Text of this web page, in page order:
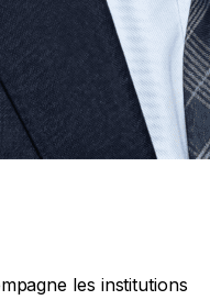
les institutions